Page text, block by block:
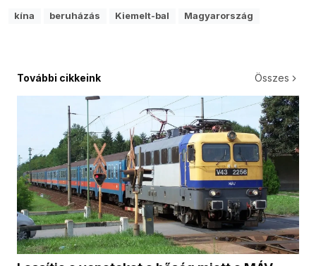
kína beruházás Kiemelt-bal Magyarország
További cikkeink Összes